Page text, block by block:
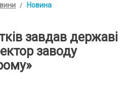
Новина
завдав державі
заводу